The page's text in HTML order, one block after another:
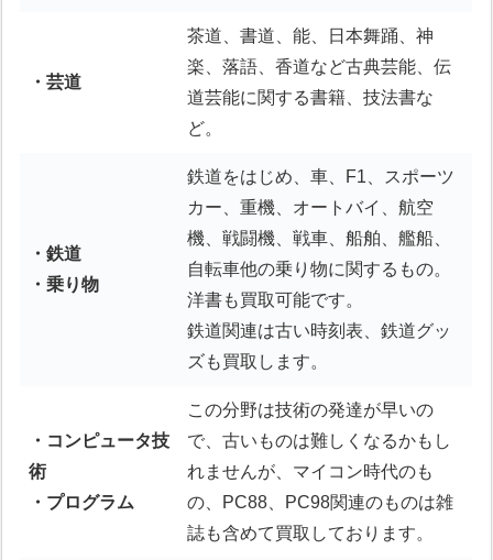
・芸道
茶道、書道、能、日本舞踊、神
楽、落語、香道など古典芸能、伝
道芸能に関する書籍、技法書な
ど。
・鉄道
・乗り物
鉄道をはじめ、車、F1、スポーツ
カー、重機、オートバイ、航空
機、戦闘機、戦車、船舶、艦船、
自転車他の乗り物に関するもの。
洋書も買取可能です。
鉄道関連は古い時刻表、鉄道グッ
ズも買取します。
・コンピュータ技
術
・プログラム
この分野は技術の発達が早いの
で、古いものは難しくなるかもし
れませんが、マイコン時代のも
の、PC88、PC98関連のものは雑
誌も含めて買取しております。